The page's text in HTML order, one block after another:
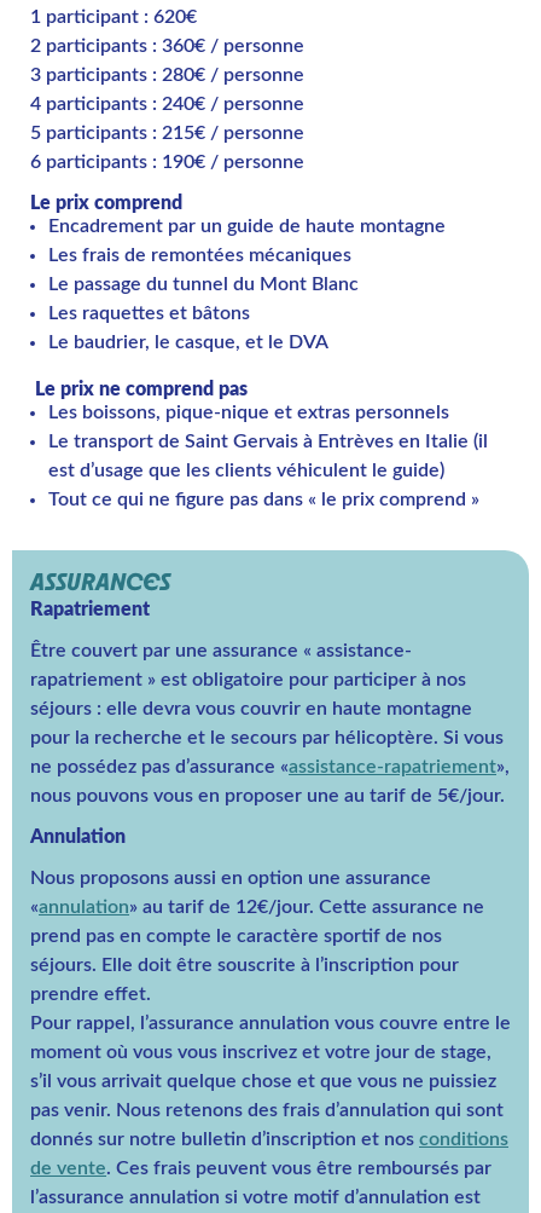
1 participant : 620€
2 participants : 360€ / personne
3 participants : 280€ / personne
4 participants : 240€ / personne
5 participants : 215€ / personne
6 participants : 190€ / personne
Le prix comprend
Encadrement par un guide de haute montagne
Les frais de remontées mécaniques
Le passage du tunnel du Mont Blanc
Les raquettes et bâtons
Le baudrier, le casque, et le DVA
Le prix ne comprend pas
Les boissons, pique-nique et extras personnels
Le transport de Saint Gervais à Entrèves en Italie (il
est d’usage que les clients véhiculent le guide)
Tout ce qui ne figure pas dans « le prix comprend »
ASSURANCES
Rapatriement
Être couvert par une assurance « assistance-
rapatriement » est obligatoire pour participer à nos
séjours : elle devra vous couvrir en haute montagne
pour la recherche et le secours par hélicoptère. Si vous
ne possédez pas d’assurance «assistance-rapatriement»,
nous pouvons vous en proposer une au tarif de 5€/jour.
Annulation
Nous proposons aussi en option une assurance
«annulation» au tarif de 12€/jour. Cette assurance ne
prend pas en compte le caractère sportif de nos
séjours. Elle doit être souscrite à l’inscription pour
prendre effet.
Pour rappel, l’assurance annulation vous couvre entre le
moment où vous vous inscrivez et votre jour de stage,
s’il vous arrivait quelque chose et que vous ne puissiez
pas venir. Nous retenons des frais d’annulation qui sont
donnés sur notre bulletin d’inscription et nos conditions
de vente. Ces frais peuvent vous être remboursés par
l’assurance annulation si votre motif d’annulation est